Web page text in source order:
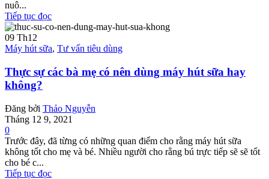
nuô...
Tiếp tục đọc
09 Th12
Máy hút sữa, Tư vấn tiêu dùng
Thực sự các bà mẹ có nên dùng máy hút sữa hay
không?
Đăng bởi Thảo Nguyễn
Tháng 12 9, 2021
0
Trước đây, đã từng có những quan điểm cho rằng máy hút sữa
không tốt cho mẹ và bé. Nhiều người cho rằng bú trực tiếp sẽ sẽ tốt
cho bé c...
Tiếp tục đọc